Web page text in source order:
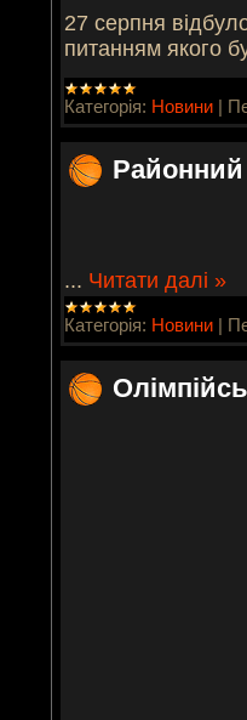
27 серпня
питанням якого
Категорія: Новини |
Районний
... Читати далі »
Категорія: Новини |